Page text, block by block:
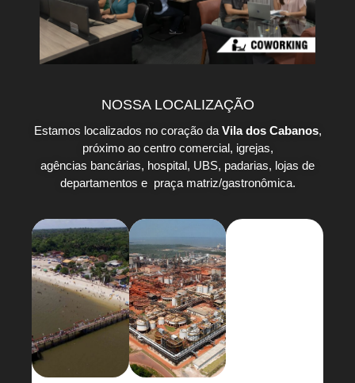
NOSSA LOCALIZAÇÃO
Estamos localizados no coração da Vila dos Cabanos,
próximo ao centro comercial, igrejas,
agências bancárias, hospital, UBS, padarias, lojas de
departamentos e praça matriz/gastronômica.